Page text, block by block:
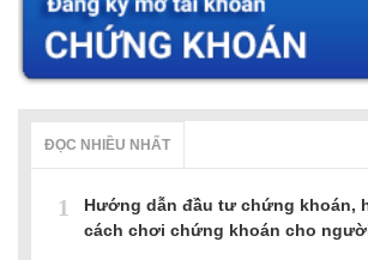
ĐỌC NHIỀU NHẤT
1
Hướng dẫn đầu tư chứng khoán,
cách chơi chứng khoán cho